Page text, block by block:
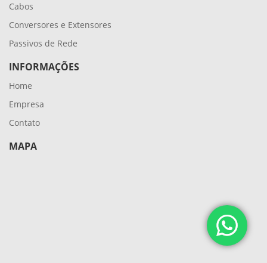
Cabos
Conversores e Extensores
Passivos de Rede
INFORMAÇÕES
Home
Empresa
Contato
MAPA